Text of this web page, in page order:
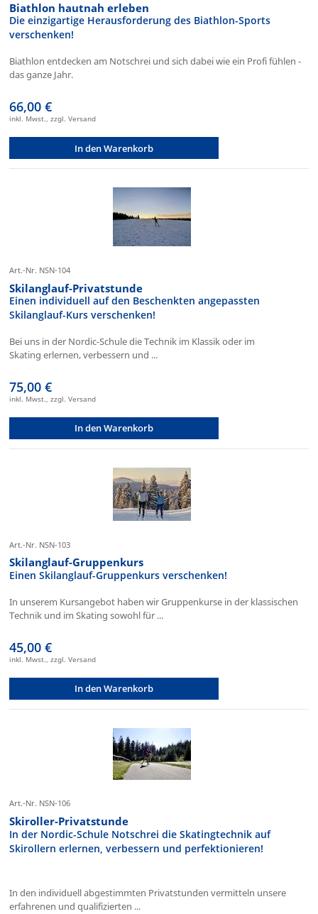
Biathlon hautnah erleben
Die einzigartige Herausforderung des Biathlon-Sports
verschenken!
Biathlon entdecken am Notschrei und sich dabei wie ein Profi fühlen -
das ganze Jahr.
66,00 €
inkl. Mwst., zzgl. Versand
In den Warenkorb
Art.-Nr. NSN-104
Skilanglauf-Privatstunde
Einen individuell auf den Beschenkten angepassten
Skilanglauf-Kurs verschenken!
Bei uns in der Nordic-Schule die Technik im Klassik oder im
Skating erlernen, verbessern und ...
75,00 €
inkl. Mwst., zzgl. Versand
In den Warenkorb
Art.-Nr. NSN-103
Skilanglauf-Gruppenkurs
Einen Skilanglauf-Gruppenkurs verschenken!
In unserem Kursangebot haben wir Gruppenkurse in der klassischen
Technik und im Skating sowohl für ...
45,00 €
inkl. Mwst., zzgl. Versand
In den Warenkorb
Art.-Nr. NSN-106
Skiroller-Privatstunde
In der Nordic-Schule Notschrei die Skatingtechnik auf
Skirollern erlernen, verbessern und perfektionieren!
In den individuell abgestimmten Privatstunden vermitteln unsere
erfahrenen und qualifizierten ...